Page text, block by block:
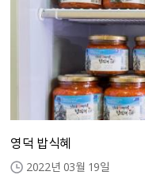
영덕 밥식혜
2022년 03월 19일